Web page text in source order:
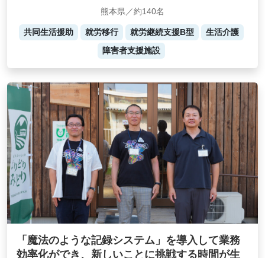
熊本県／約140名
共同生活援助 就労移行 就労継続支援B型
生活介護
障害者支援施設
「魔法のような記録システム」を導入して業務
効率化ができ、新しいことに挑戦する時間が生